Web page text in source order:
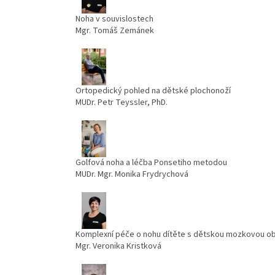
Noha v souvislostech
Mgr. Tomáš Zemánek
Ortopedický pohled na dětské plochonoží
MUDr. Petr Teyssler, PhD.
Golfová noha a léčba Ponsetiho metodou
MUDr. Mgr. Monika Frydrychová
Komplexní péče o nohu dítěte s dětskou mozkovou
Mgr. Veronika Kristková